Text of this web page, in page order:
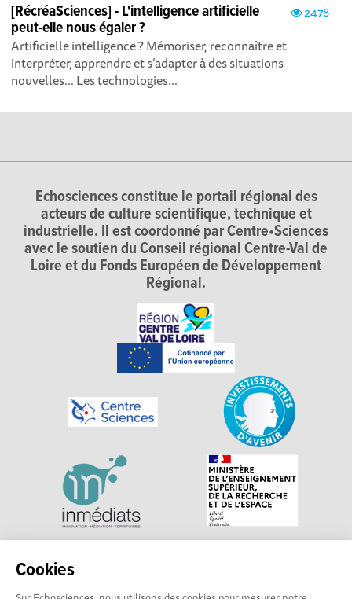
Cookies
2478
[RécréaSciences] - L'intelligence artificielle
peut-elle nous égaler ?
Artificielle intelligence ? Mémoriser, reconnaître et
interpréter, apprendre et s’adapter à des situations
nouvelles... Les technologies...
Echosciences constitue le portail régional des
acteurs de culture scientifique, technique et
industrielle. Il est coordonné par Centre•Sciences
avec le soutien du Conseil régional Centre-Val de
Loire et du Fonds Européen de Développement
Régional.
Explorer, s’exprimer, rentrer en contact : Echosciences